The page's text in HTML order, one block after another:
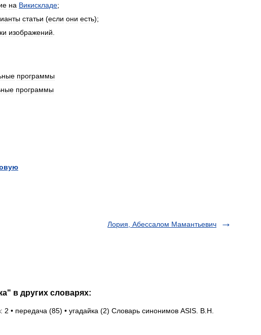
на Викискладе;
статьи (если они есть);
изображений
программы
программы
Лория, Абессалом Мамантьевич
в других словарях:
• передача (85) • угадайка (2) Словарь синонимов ASIS. В.Н.